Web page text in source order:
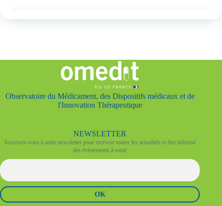
Observatoire du Médicament, des Dispositifs médicaux et de
l'Innovation Thérapeutique
NEWSLETTER
Inscrivez-vous à notre newsletter pour recevoir toutes les actualités et être informé
des évènements à venir